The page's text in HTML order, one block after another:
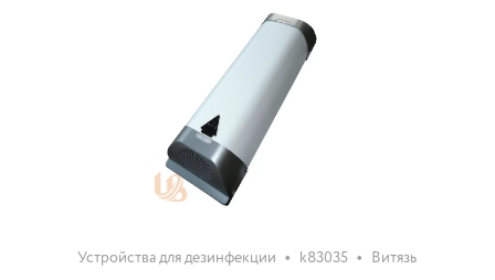
Устройства для дезинфекции • k83035 • Витязь